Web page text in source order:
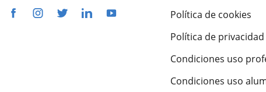
Política de cookies
Política de privacidad
Condiciones uso
Condiciones uso